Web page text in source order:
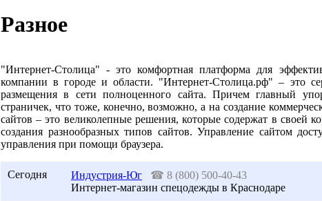
Разное
"Интернет-Столица" - это комфортная платформа для
компании в городе и области. "Интернет-Столица.рф" – это
размещения в сети полноценного сайта. Причем главный
страничек, что тоже, конечно, возможно, а на создание
сайтов – это великолепные решения, которые содержат в своей
создания разнообразных типов сайтов. Управление сайтом
управления при помощи браузера.
Сегодня Индустрия-Юг ☎ 8 (800) 500-40-43
Интернет-магазин спецодежды в Краснодаре